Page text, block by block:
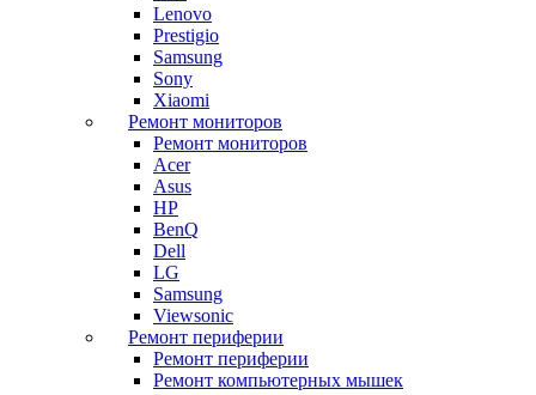
Lenovo
Prestigio
Samsung
Sony
Xiaomi
Ремонт мониторов
Ремонт мониторов
Acer
Asus
HP
BenQ
Dell
LG
Samsung
Viewsonic
Ремонт периферии
Ремонт периферии
Ремонт компьютерных мышек